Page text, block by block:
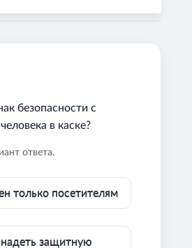
безопасности с
в каске?
ответа.
только посетителям
защитную